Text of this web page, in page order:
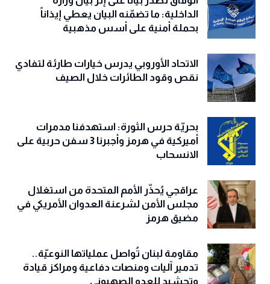
الداخلية: ما تضمّنه البيان يعطي إيذاناً
بحملة أمنية على أسس مذهبية
الاتحاد الأوروبي يدرس خيارات طارئة لتفادي
نقص وقود الطائرات خلال الصيف
بحريّة حرس الثورة: استهدفنا مدمرات
أميركية في هرمز وأجبرنا 3 سفن حربية على
الانسحاب
عراقجي يُحذّر الأمم المتحدة من استغلال
مجلس الأمن لشرعنة العدوان الأمريكي في
مضيق هرمز
مقاومة لبنان تُواصل عملياتها النوعيّة..
تدمير آليات ومنصات دفاعية ومراكز قيادة
وتحشيد للعدو الصهيوني